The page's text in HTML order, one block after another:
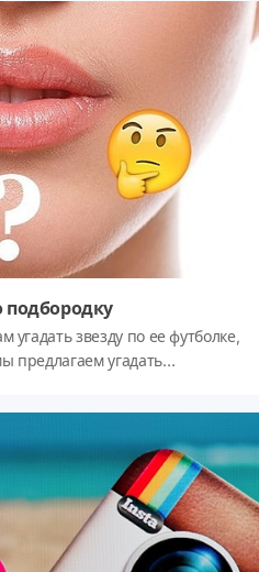
подбородку
звезду по ее футболке,
предлагаем угадать